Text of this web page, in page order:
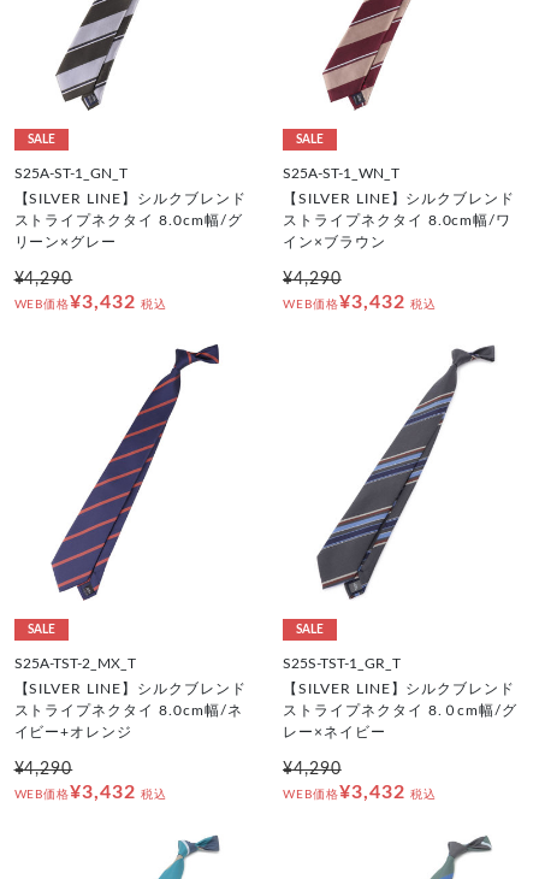
SALE
S25A-ST-1_GN_T
【SILVER LINE】シルクブレンド
ストライプネクタイ 8.0cm幅/グ
リーン×グレー
¥4,290
WEB価格¥3,432 税込
SALE
S25A-ST-1_WN_T
【SILVER LINE】シルクブレンド
ストライプネクタイ 8.0cm幅/ワ
イン×ブラウン
¥4,290
WEB価格¥3,432 税込
SALE
S25A-TST-2_MX_T
【SILVER LINE】シルクブレンド
ストライプネクタイ 8.0cm幅/ネ
イビー+オレンジ
¥4,290
WEB価格¥3,432 税込
SALE
S25S-TST-1_GR_T
【SILVER LINE】シルクブレンド
ストライプネクタイ 8.０cm幅/グ
レー×ネイビー
¥4,290
WEB価格¥3,432 税込